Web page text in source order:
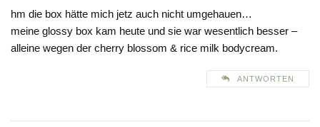
hm die box hätte mich jetz auch nicht umgehauen…
meine glossy box kam heute und sie war wesentlich besser –
alleine wegen der cherry blossom & rice milk bodycream.
ANTWORTEN